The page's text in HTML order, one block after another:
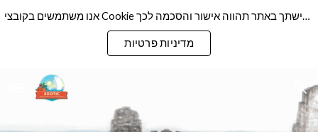
Skip to main content Skip to navigation
אנו משתמשים בקובצי Cookie כדי להבטיח שנספק לך את חוויית הגלישה הטובה ביותר באתר שלנו. המשך גלישתך באתר תהווה אישור והסכמה לכך
מדיניות פרטיות